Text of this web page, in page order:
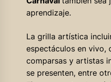
aprendizaje.
La grilla artística
espectáculos en vivo,
comparsas y artistas
se presenten, entre